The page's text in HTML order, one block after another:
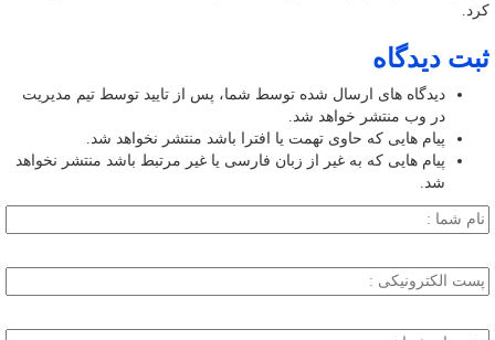
کرد.
ثبت دیدگاه
دیدگاه های ارسال شده توسط شما، پس از تایید توسط تیم مدیریت
در وب منتشر خواهد شد.
پیام هایی که حاوی تهمت یا افترا باشد منتشر نخواهد شد.
پیام هایی که به غیر از زبان فارسی یا غیر مرتبط باشد منتشر نخواهد
شد.